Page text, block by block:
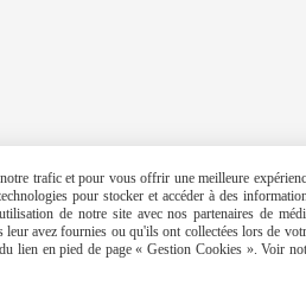
trafic et pour vous offrir une meilleure
pour stocker et accéder à des
de notre site avec nos partenaires de
avez fournies ou qu'ils ont collectées lors de
lien en pied de page « Gestion Cookies ». Voir